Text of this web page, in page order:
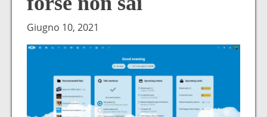
Giugno 10, 2021